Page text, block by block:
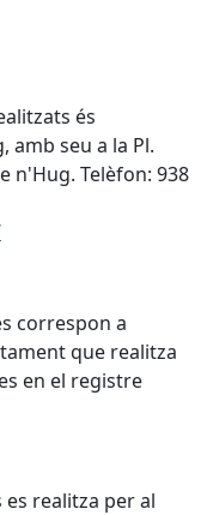
és
amb seu a la Pl.
n'Hug. Telèfon: 938
correspon a
que realitza
en el registre
realitza per al